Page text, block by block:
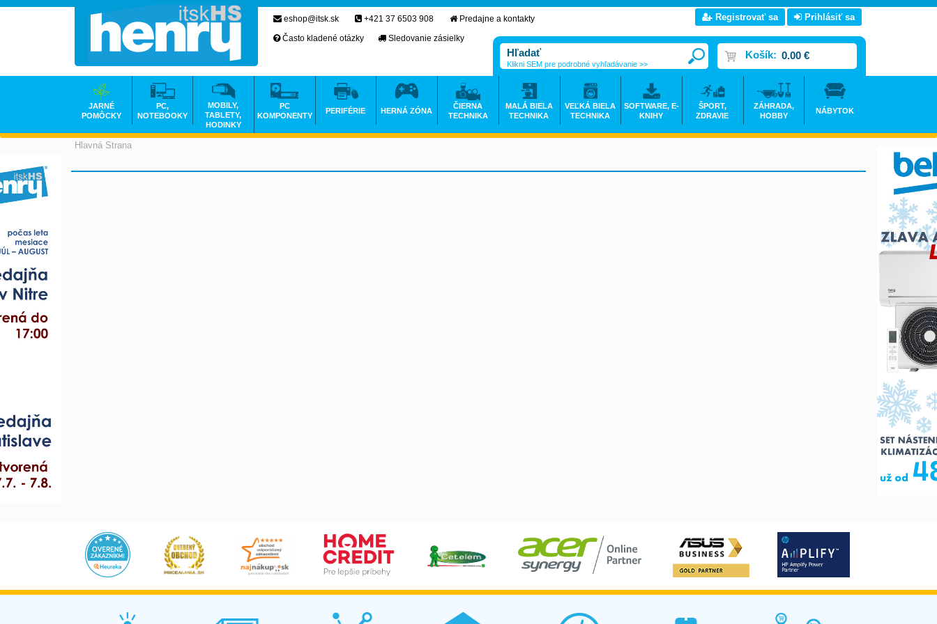
Hlavná Strana
eshop@itsk.sk +421 37 6503 908
Predajne a kontakty
Často kladené otázky
Sledovanie zásielky
Registrovať sa Prihlásiť sa
Košík: 0.00 €
Klikni SEM pre podrobné vyhľadávanie >>
JARNÉ
POMÔCKY
PC,
NOTEBOOKY
MOBILY,
TABLETY,
HODINKY
PC
KOMPONENTY
PERIFÉRIE HERNÁ ZÓNA
ČIERNA
TECHNIKA
MALÁ BIELA
TECHNIKA
VEĽKÁ BIELA
TECHNIKA
SOFTWARE, E-
KNIHY
ŠPORT,
ZDRAVIE
ZÁHRADA,
HOBBY
NÁBYTOK